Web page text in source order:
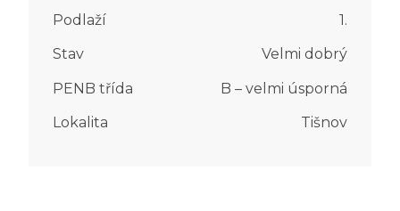
Podlaží 1.
Stav Velmi dobrý
PENB třída B – velmi úsporná
Lokalita Tišnov